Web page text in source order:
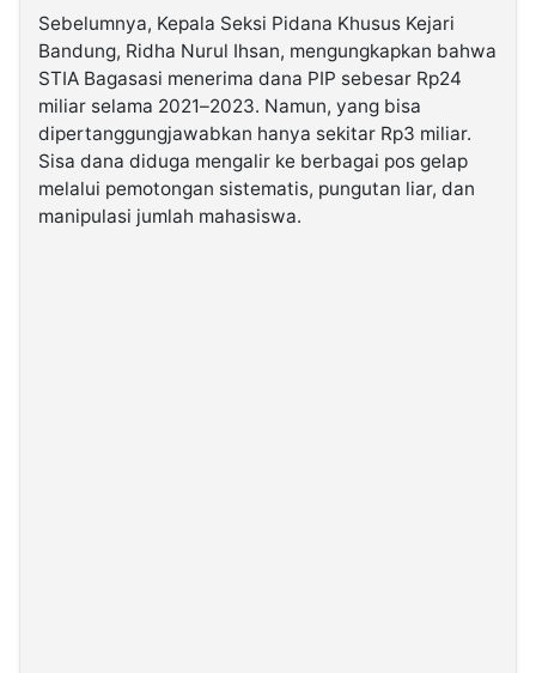
Sebelumnya, Kepala Seksi Pidana Khusus Kejari
Bandung, Ridha Nurul Ihsan, mengungkapkan bahwa
STIA Bagasasi menerima dana PIP sebesar Rp24
miliar selama 2021–2023. Namun, yang bisa
dipertanggungjawabkan hanya sekitar Rp3 miliar.
Sisa dana diduga mengalir ke berbagai pos gelap
melalui pemotongan sistematis, pungutan liar, dan
manipulasi jumlah mahasiswa.